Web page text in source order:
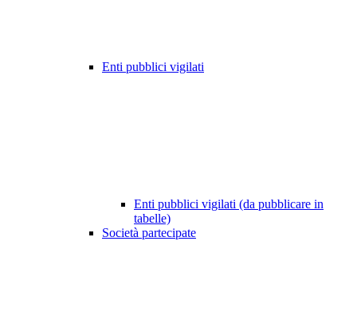
Enti pubblici vigilati
Enti pubblici vigilati (da pubblicare in
tabelle)
Società partecipate